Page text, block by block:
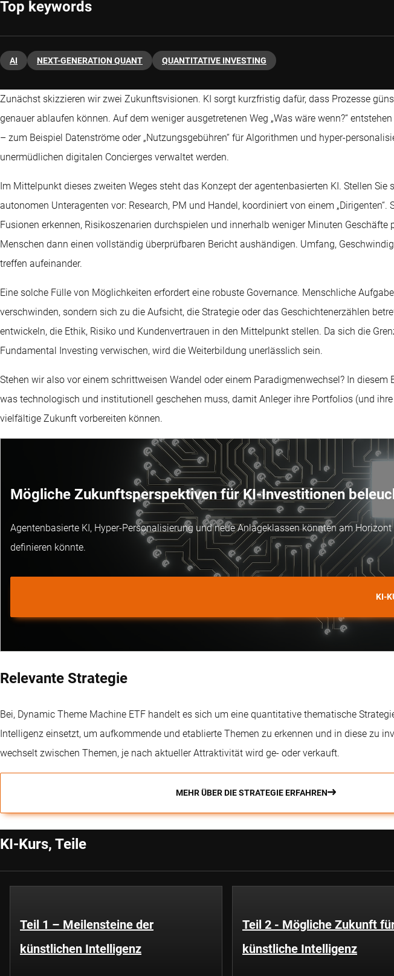
Top keywords
AI NEXT-GENERATION QUANT QUANTITATIVE INVESTING
Zunächst skizzieren wir zwei Zukunftsvisionen. KI sorgt kurzfristig dafür, dass Prozesse
genauer ablaufen können. Auf dem weniger ausgetretenen Weg „Was wäre wenn?“
– zum Beispiel Datenströme oder „Nutzungsgebühren“ für Algorithmen und hyper-
unermüdlichen digitalen Concierges verwaltet werden.
Im Mittelpunkt dieses zweiten Weges steht das Konzept der agentenbasierten KI. Stellen Sie
autonomen Unteragenten vor: Research, PM und Handel, koordiniert von einem „Dirigenten“.
Fusionen erkennen, Risikoszenarien durchspielen und innerhalb weniger Minuten Geschäfte
Menschen dann einen vollständig überprüfbaren Bericht aushändigen. Umfang,
treffen aufeinander.
Eine solche Fülle von Möglichkeiten erfordert eine robuste Governance. Menschliche
verschwinden, sondern sich zu die Aufsicht, die Strategie oder das Geschichtenerzählen
entwickeln, die Ethik, Risiko und Kundenvertrauen in den Mittelpunkt stellen. Da sich die
Fundamental Investing verwischen, wird die Weiterbildung unerlässlich sein.
Stehen wir also vor einem schrittweisen Wandel oder einem Paradigmenwechsel? In diesem
was technologisch und institutionell geschehen muss, damit Anleger ihre Portfolios (und
vielfältige Zukunft vorbereiten können.
Mögliche Zukunftsperspektiven für KI-Investitionen
Agentenbasierte KI, Hyper-Personalisierung und neue Anlageklassen könnten am
definieren könnte.
KI-
Relevante Strategie
Bei, Dynamic Theme Machine ETF handelt es sich um eine quantitative thematische
Intelligenz einsetzt, um aufkommende und etablierte Themen zu erkennen und in diese zu
wechselt zwischen Themen, je nach aktueller Attraktivität wird ge- oder verkauft.
MEHR ÜBER DIE STRATEGIE ERFAHREN
KI-Kurs, Teile
Teil 1 – Meilensteine der
künstlichen Intelligenz
Teil 2 - Mögliche Zukunft
künstliche Intelligenz